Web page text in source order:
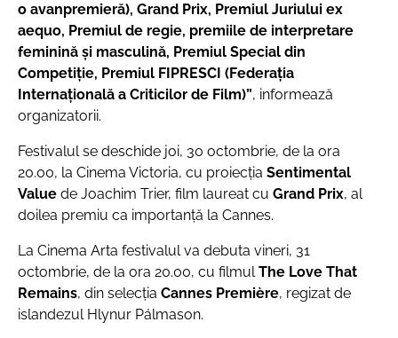
o avanpremieră), Grand Prix, Premiul Juriului ex
aequo, Premiul de regie, premiile de interpretare
feminină și masculină, Premiul Special din
Competiție, Premiul FIPRESCI (Federația
Internațională a Criticilor de Film)”, informează
organizatorii.
Festivalul se deschide joi, 30 octombrie, de la ora
20.00, la Cinema Victoria, cu proiecția Sentimental
Value de Joachim Trier, film laureat cu Grand Prix, al
doilea premiu ca importanță la Cannes.
La Cinema Arta festivalul va debuta vineri, 31
octombrie, de la ora 20.00, cu filmulThe Love That
Remains, din selecția Cannes Première, regizat de
islandezul Hlynur Pálmason.